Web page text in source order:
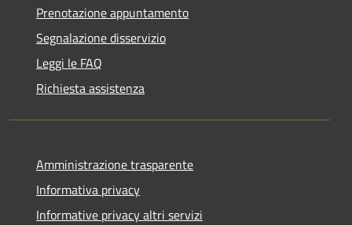
Prenotazione appuntamento
Segnalazione disservizio
Leggi le FAQ
Richiesta assistenza
Amministrazione trasparente
Informativa privacy
Informative privacy altri servizi